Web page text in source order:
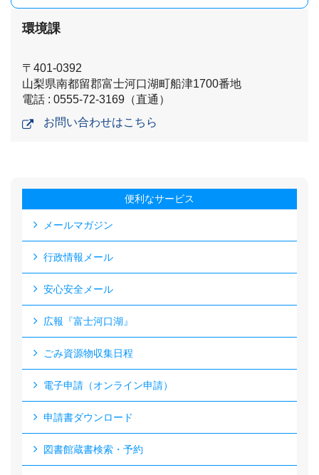
環境課
〒401-0392
山梨県南都留郡富士河口湖町船津1700番地
電話 : 0555-72-3169（直通）
お問い合わせはこちら
便利なサービス
メールマガジン
行政情報メール
安心安全メール
広報『富士河口湖』
ごみ資源物収集日程
電子申請（オンライン申請）
申請書ダウンロード
図書館蔵書検索・予約